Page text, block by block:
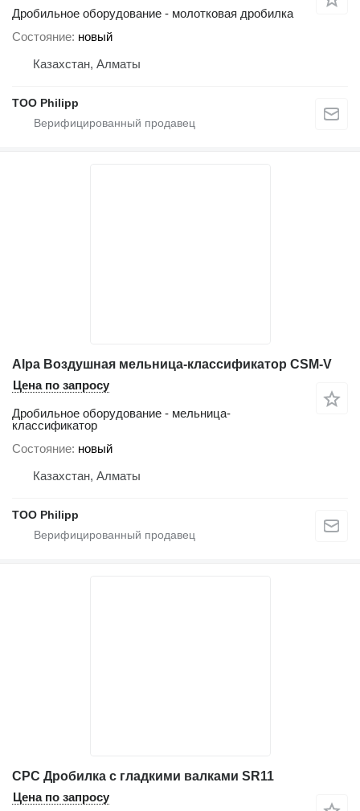
Дробильное оборудование - молотковая дробилка
Состояние новый
Казахстан, Алматы
ТОО Philipp
Alpa Воздушная мельница-классификатор CSM-V
Цена по запросу
Дробильное оборудование - мельница-
классификатор
Состояние новый
Казахстан, Алматы
ТОО Philipp
CPC Дробилка с гладкими валками SR11
Цена по запросу